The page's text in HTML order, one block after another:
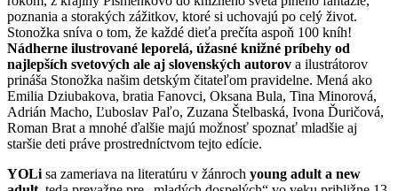
poznania a storakých zážitkov, ktoré si uchovajú po celý život.
Stonožka sníva o tom, že každé dieťa prečíta aspoň 100 kníh!
Nádherne ilustrované leporelá, úžasné knižné príbehy od
najlepších svetových ale aj slovenských autorov a ilustrátorov
prináša Stonožka našim detským čitateľom pravidelne. Mená ako
Emilia Dziubakova, bratia Fanovci, Oksana Bula, Tina Minorová,
Adrián Macho, Ľuboslav Paľo, Zuzana Štelbaská, Ivona Ďuričová,
Roman Brat a mnohé ďalšie majú možnosť spoznať mladšie aj
staršie deti práve prostredníctvom tejto edície.
YOLi sa zameriava na literatúru v žánroch young adult a new